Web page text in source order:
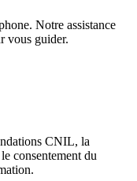
Notre assistance
vous guider.
CNIL, la
consentement du